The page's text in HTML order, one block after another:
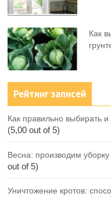
Как
Рейтинг записей
Как правильно выбирать
(5,00 out of 5)
Весна: производим
out of 5)
Уничтожение кротов: